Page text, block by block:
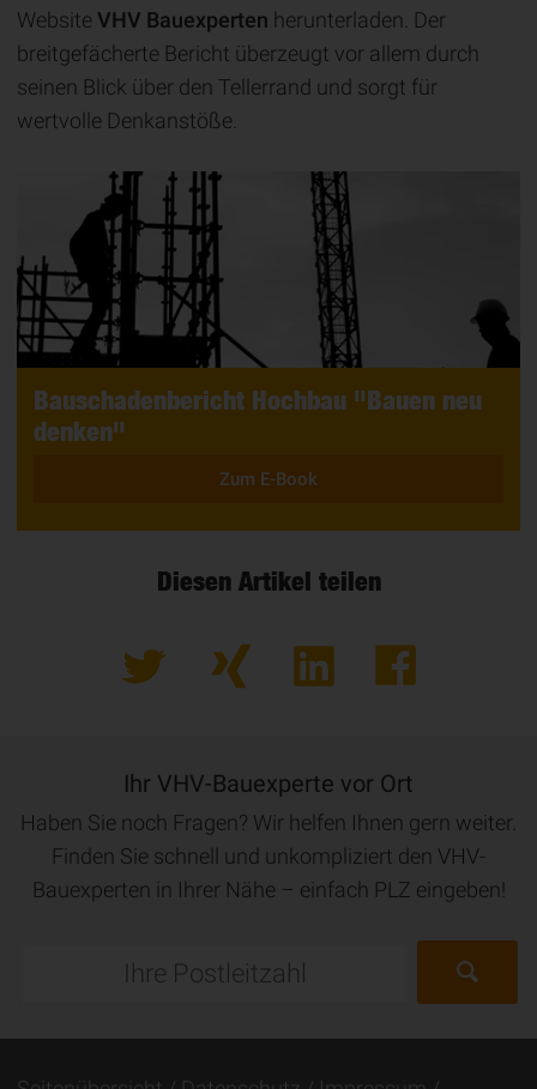
WebsiteVHV Bauexperten herunterladen. Der
breitgefächerte Bericht überzeugt vor allem durch
seinen Blick über den Tellerrand und sorgt für
wertvolle Denkanstöße.
Bauschadenbericht Hochbau "Bauen neu
denken"
Zum E-Book
Diesen Artikel teilen
Ihr VHV-Bauexperte vor Ort
Haben Sie noch Fragen? Wir helfen Ihnen gern weiter.
Finden Sie schnell und unkompliziert den VHV-
Bauexperten in Ihrer Nähe – einfach PLZ eingeben!